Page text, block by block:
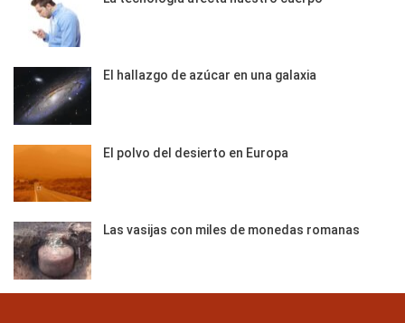
El hallazgo de azúcar en una galaxia
El polvo del desierto en Europa
Las vasijas con miles de monedas romanas